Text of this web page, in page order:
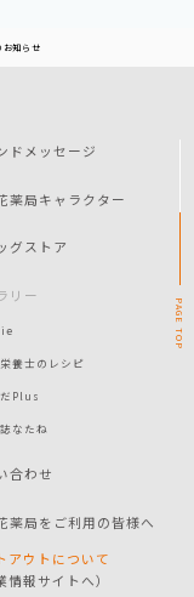
お知らせ
ドメッセージ
薬局キャラクター
グストア
リー
養士のレシピ
Plus
なたね
合わせ
薬局をご利用の皆様へ
アウトについて
情報サイトへ）
PAGE
TOP